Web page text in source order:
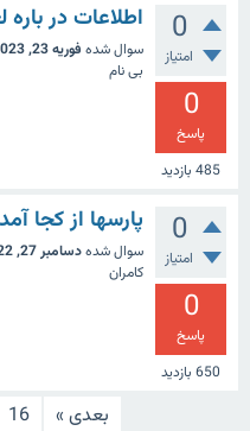
0
امتیاز
0
پاسخ
485 بازدید
اطلاعات در
سوال شده فوریه 23, 2023
بی نام
0
امتیاز
0
پاسخ
650 بازدید
پارسها از کجا
سوال شدهدسامبر 27, 2022
کامران
16 بعدی »